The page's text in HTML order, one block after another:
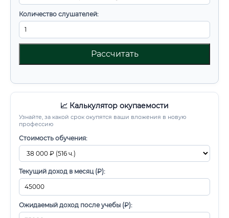
Количество слушателей:
Рассчитать
📈 Калькулятор окупаемости
Узнайте, за какой срок окупятся ваши вложения в новую
профессию
Стоимость обучения:
Текущий доход в месяц (₽):
Ожидаемый доход после учебы (₽):